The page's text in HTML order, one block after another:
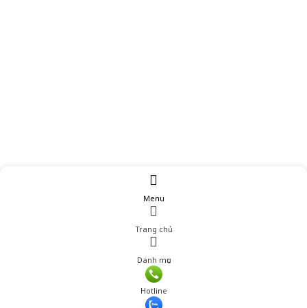
Menu
Trang chủ
Danh mục
Hotline